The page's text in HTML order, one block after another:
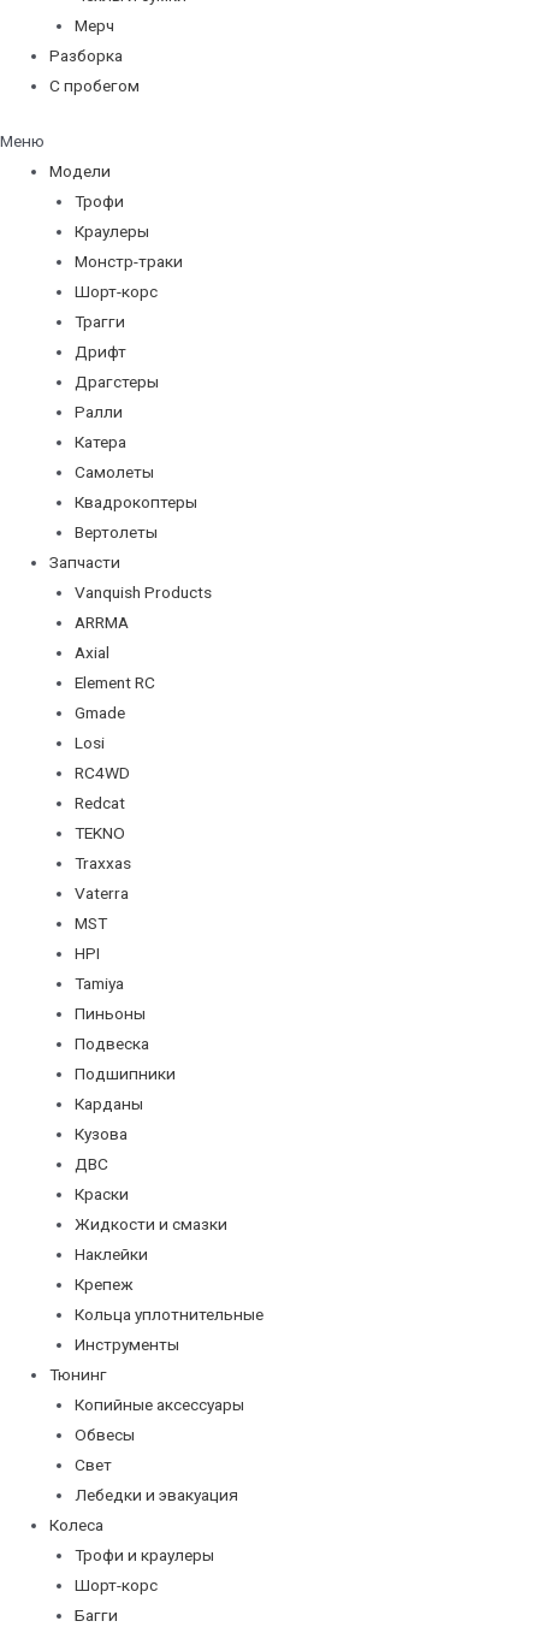
Мерч
Разборка
С пробегом
Меню
Модели
Трофи
Краулеры
Монстр-траки
Шорт-корс
Трагги
Дрифт
Драгстеры
Ралли
Катера
Самолеты
Квадрокоптеры
Вертолеты
Запчасти
Vanquish Products
ARRMA
Axial
Element RC
Gmade
Losi
RC4WD
Redcat
TEKNO
Traxxas
Vaterra
MST
HPI
Tamiya
Пиньоны
Подвеска
Подшипники
Карданы
Кузова
ДВС
Краски
Жидкости и смазки
Наклейки
Крепеж
Кольца уплотнительные
Инструменты
Тюнинг
Копийные аксессуары
Обвесы
Свет
Лебедки и эвакуация
Колеса
Трофи и краулеры
Шорт-корс
Багги